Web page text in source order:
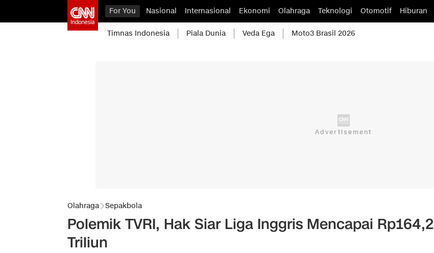
For You Nasional Internasional Ekonomi Olahraga Teknologi Otomotif Hiburan
Timnas Indonesia Piala Dunia Veda Ega Moto3 Brasil 2026
Olahraga Sepakbola
Polemik TVRI, Hak Siar Liga Inggris Mencapai Rp164,2
Triliun